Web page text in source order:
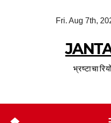
Fri. Aug 7th,